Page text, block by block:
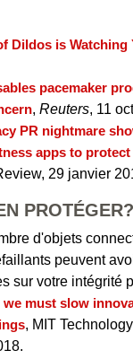
Dildos is Watching
pacemaker
, Reuters, 11
PR nightmare
apps to protect
29 janvier
PROTÉGER?
d'objets
peuvent
sur votre intégrité
we must slow
, MIT